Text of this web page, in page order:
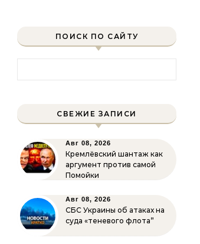
ПОИСК ПО САЙТУ
СВЕЖИЕ ЗАПИСИ
Авг 08, 2026
Кремлёвский шантаж как
аргумент против самой
Помойки
Авг 08, 2026
СБС Украины об атаках на
суда «теневого флота”